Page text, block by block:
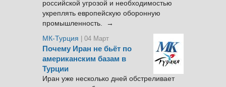
российской угрозой и необходимостью
укреплять европейскую оборонную
промышленность. →
МК-Турция
| 04 Март
Почему Иран не бьёт по
американским базам в
Турции
Иран уже несколько дней обстреливает